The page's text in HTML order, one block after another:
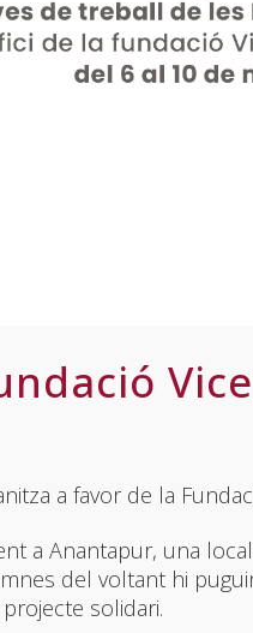
a favor de la
a Anantapur, una
del voltant hi
solidari.